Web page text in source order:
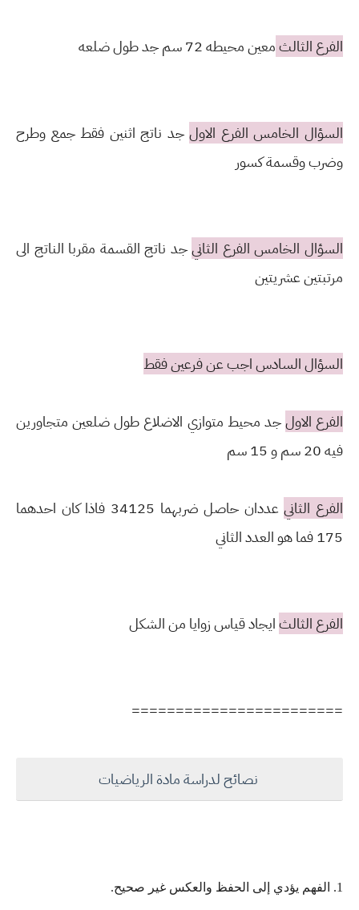
الفرع الثالثمعين محيطه 72 سم جد طول ضلعه
السؤال الخامس الفرع الاولجد ناتج اثنين فقط جمع وطرح
وضرب وقسمة كسور
السؤال الخامس الفرع الثانيجد ناتج القسمة مقربا الناتج الى
مرتبتين عشريتين
السؤال السادس اجب عن فرعين فقط
الفرع الاولجد محيط متوازي الاضلاع طول ضلعين متجاورين
فيه 20 سم و 15 سم
الفرع الثاني
عددان حاصل ضربهما 34125 فاذا كان احدهما
175 فما هو العدد الثاني
الفرع الثالثايجاد قياس زوايا من الشكل
========================
نصائح لدراسة مادة الرياضيات
1. الفهم يؤدي إلى الحفظ والعكس غير صحيح.